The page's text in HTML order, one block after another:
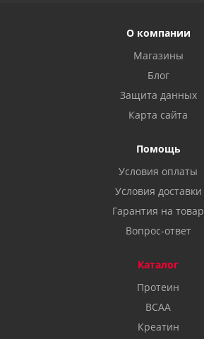
О компании
Магазины
Блог
Защита данных
Карта сайта
Помощь
Условия оплаты
Условия доставки
Гарантия на товар
Вопрос-ответ
Каталог
Протеин
BCAA
Креатин